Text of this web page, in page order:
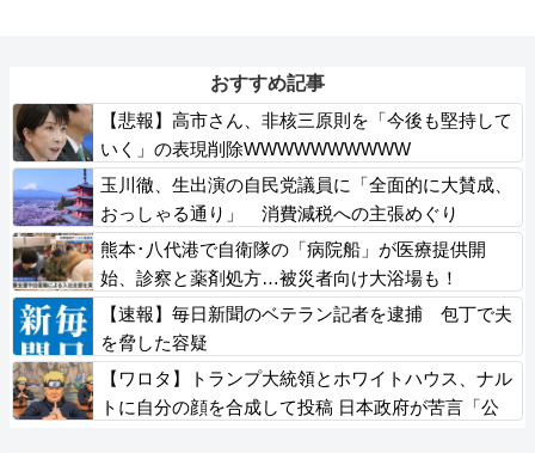
おすすめ記事
【悲報】高市さん、非核三原則を「今後も堅持して
いく」の表現削除WWWWWWWWWW
玉川徹、生出演の自民党議員に「全面的に大賛成、
おっしゃる通り」 消費減税への主張めぐり
熊本･八代港で自衛隊の「病院船」が医療提供開
始、診察と薬剤処方…被災者向け大浴場も！
【速報】毎日新聞のベテラン記者を逮捕 包丁で夫
を脅した容疑
【ワロタ】トランプ大統領とホワイトハウス、ナル
トに自分の顔を合成して投稿 日本政府が苦言「公